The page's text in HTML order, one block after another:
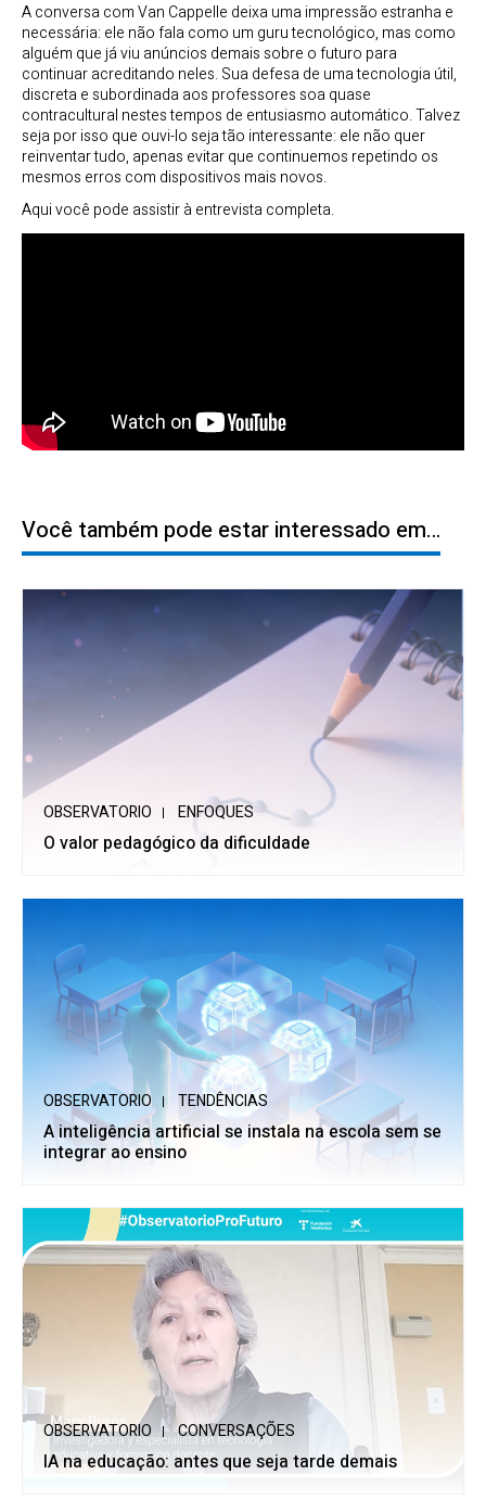
A conversa com Van Cappelle deixa uma impressão estranha e
necessária: ele não fala como um guru tecnológico, mas como
alguém que já viu anúncios demais sobre o futuro para
continuar acreditando neles. Sua defesa de uma tecnologia útil,
discreta e subordinada aos professores soa quase
contracultural nestes tempos de entusiasmo automático. Talvez
seja por isso que ouvi-lo seja tão interessante: ele não quer
reinventar tudo, apenas evitar que continuemos repetindo os
mesmos erros com dispositivos mais novos.
Aqui você pode assistir à entrevista completa.
Você também pode estar interessado em…
OBSERVATORIO ENFOQUES
O valor pedagógico da dificuldade
OBSERVATORIO TENDÊNCIAS
A inteligência artificial se instala na escola sem se
integrar ao ensino
OBSERVATORIO CONVERSAÇÕES
IA na educação: antes que seja tarde demais